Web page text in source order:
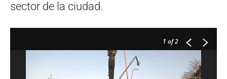
sector de la ciudad.
1 of 2